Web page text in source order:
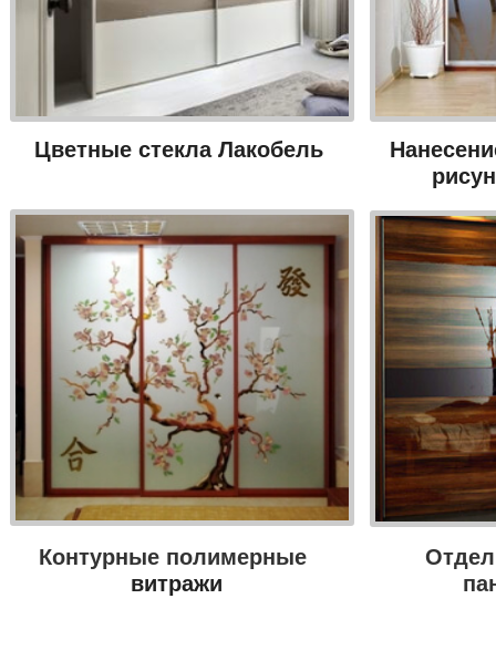
Контурные полимерные
витражи
Цветные стекла Лакобель